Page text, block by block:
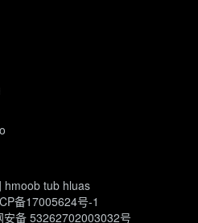
hmoob tub hluas
备17005624号-1
安备 53262702003032号